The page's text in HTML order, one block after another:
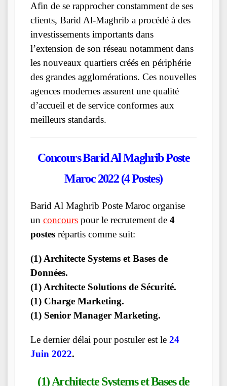
Afin de se rapprocher constamment de ses
clients, Barid Al-Maghrib a procédé à des
investissements importants dans
l’extension de son réseau notamment dans
les nouveaux quartiers créés en périphérie
des grandes agglomérations. Ces nouvelles
agences modernes assurent une qualité
d’accueil et de service conformes aux
meilleurs standards.
ConcoursBarid Al Maghrib Poste
Maroc2022 (4 Postes)
Barid Al Maghrib Poste Maroc organise
un concours pour le recrutement de 4
postes répartis comme suit:
(1) Architecte Systems et Bases de
Données.
(1) Architecte Solutions de Sécurité.
(1) Charge Marketing.
(1) Senior Manager Marketing.
Le dernier délai pour postuler est le 24
Juin 2022.
(1) Architecte Systems et Bases de